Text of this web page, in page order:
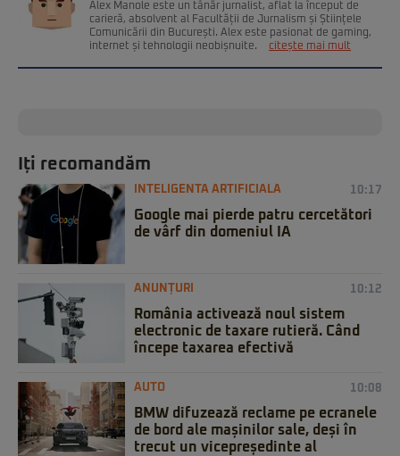
Alex Manole este un tânăr jurnalist, aflat la început de
carieră, absolvent al Facultății de Jurnalism și Științele
Comunicării din București. Alex este pasionat de gaming,
internet și tehnologii neobișnuite.
citește mai mult
Iți recomandăm
INTELIGENTA ARTIFICIALA 10:17
Google mai pierde patru cercetători
de vârf din domeniul IA
ANUNȚURI 10:12
România activează noul sistem
electronic de taxare rutieră. Când
începe taxarea efectivă
AUTO 10:08
BMW difuzează reclame pe ecranele
de bord ale mașinilor sale, deși în
trecut un vicepreședinte al